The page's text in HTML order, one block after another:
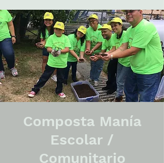
Composta Manía
Escolar /
Comunitario